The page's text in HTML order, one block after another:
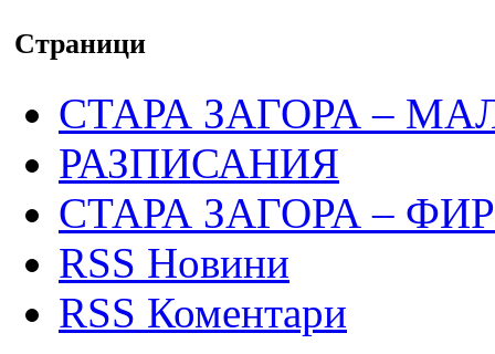
Страници
СТАРА ЗАГОРА –
РАЗПИСАНИЯ
СТАРА ЗАГОРА –
RSS Новини
RSS Коментари